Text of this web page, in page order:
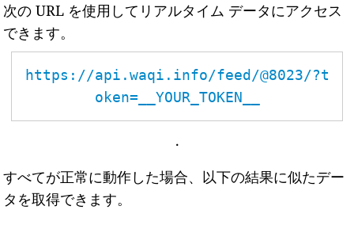
次の URL を使用してリアルタイム データにアクセス
できます。
https://api.waqi.info/feed/@8023/?t
oken=__YOUR_TOKEN__
.
すべてが正常に動作した場合、以下の結果に似たデー
タを取得できます。